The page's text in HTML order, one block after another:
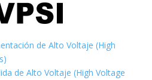
de Alto Voltaje (High
de Alto Voltaje (High Voltage